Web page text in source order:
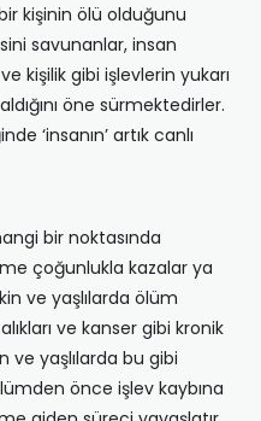
kişinin ölü olduğunu
savunanlar, insan
kişilik gibi işlevlerin yukarı
öne sürmektedirler.
‘insanın’ artık canlı
bir noktasında
çoğunlukla kazalar ya
ve yaşlılarda ölüm
ve kanser gibi kronik
ve yaşlılarda bu gibi
önce işlev kaybına